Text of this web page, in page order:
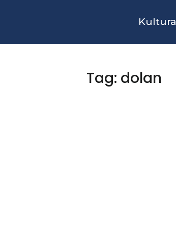
Kultura
Tag: dolan